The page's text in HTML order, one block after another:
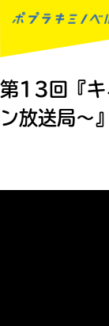
第13回『キ
ン放送局～